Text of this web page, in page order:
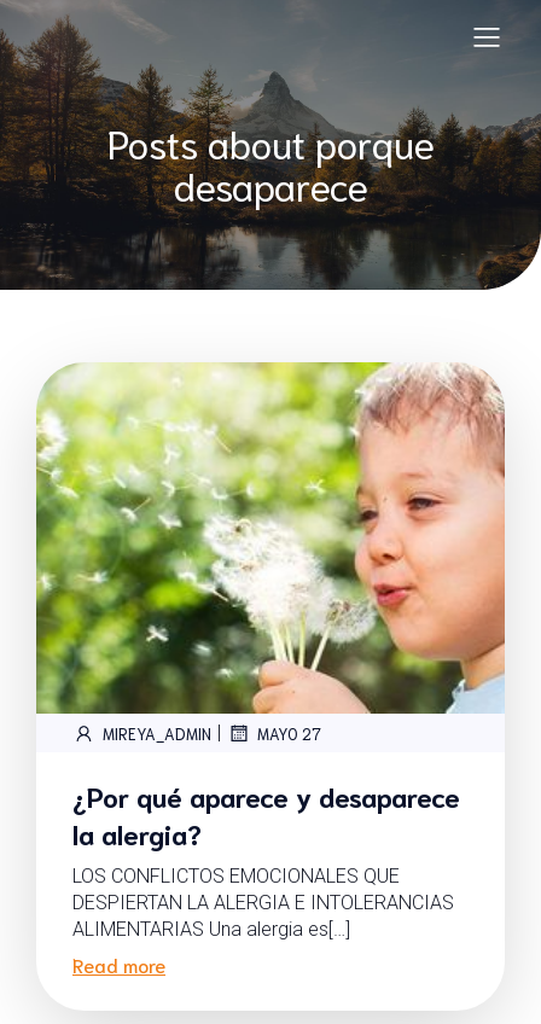
Posts about porque
desaparece
MIREYA_ADMIN | MAYO 27
¿Por qué aparece y desaparece
la alergia?
LOS CONFLICTOS EMOCIONALES QUE
DESPIERTAN LA ALERGIA E INTOLERANCIAS
ALIMENTARIAS Una alergia es[…]
Read more